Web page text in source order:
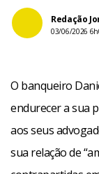
Redação
03/06/2026
O banqueiro
endurecer a sua
aos seus
sua relação de